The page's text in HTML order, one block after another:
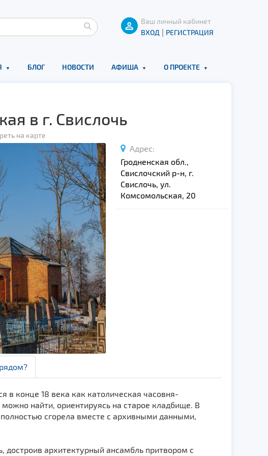
Ваш личный кабинет
ВХОД | РЕГИСТРАЦИЯ
БЛОГ НОВОСТИ АФИША О ПРОЕКТЕ
в г. Свислочь
на карте
Адрес:
Гродненская обл.,
Свислочский р-н, г.
Свислочь, ул.
Комсомольская, 20
в конце 18 века как католическая часовня-
найти, ориентируясь на старое кладбище. В
сгорела вместе с архивными данными,
достроив архитектурный ансамбль притвором с